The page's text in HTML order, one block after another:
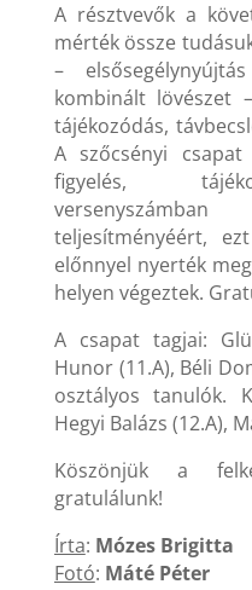
A résztvevők a
mérték össze
–
kombinált lövészet
tájékozódás,
A szőcsényi
figyelés,
teljesítményéért,
előnnyel nyerték
helyen végeztek.
A csapat tagjai:
Hunor (11.A), Béli
osztályos tanulók.
Hegyi Balázs (12.A),
Köszönjük a
gratulálunk!
Írta: Mózes Brigitta
Fotó: Máté Péter